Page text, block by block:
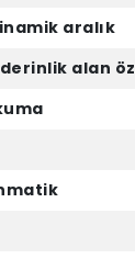
aralık
derinlik alan